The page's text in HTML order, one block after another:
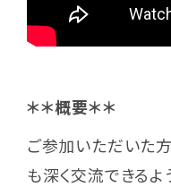
＊＊概要＊＊
ご参加いただいた
も深く交流できるよ